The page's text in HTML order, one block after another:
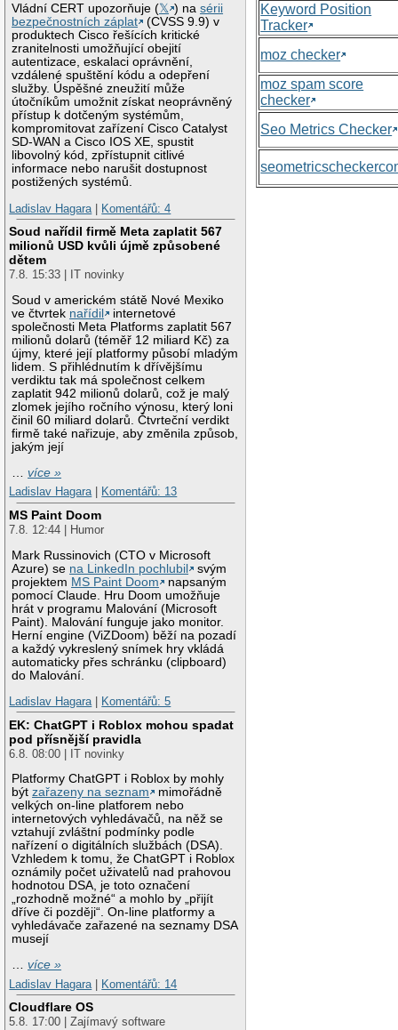
Vládní CERT upozorňuje (𝕏 ) nasérii
bezpečnostních záplat
(CVSS 9.9) v
produktech Cisco řešících kritické
zranitelnosti umožňující obejití
autentizace, eskalaci oprávnění,
vzdálené spuštění kódu a odepření
služby. Úspěšné zneužití může
útočníkům umožnit získat neoprávněný
přístup k dotčeným systémům,
kompromitovat zařízení Cisco Catalyst
SD-WAN a Cisco IOS XE, spustit
libovolný kód, zpřístupnit citlivé
informace nebo narušit dostupnost
postižených systémů.
Ladislav Hagara
Komentářů: 4
Soud nařídil firmě Meta zaplatit 567
milionů USD kvůli újmě způsobené
dětem
7.8. 15:33 | IT novinky
Soud v americkém státě Nové Mexiko
ve čtvrtek nařídil
internetové
společnosti Meta Platforms zaplatit 567
milionů dolarů (téměř 12 miliard Kč) za
újmy, které její platformy působí mladým
lidem. S přihlédnutím k dřívějšímu
verdiktu tak má společnost celkem
zaplatit 942 milionů dolarů, což je malý
zlomek jejího ročního výnosu, který loni
činil 60 miliard dolarů. Čtvrteční verdikt
firmě také nařizuje, aby změnila způsob,
jakým její
…více »
Ladislav Hagara| Komentářů: 13
MS Paint Doom
7.8. 12:44 | Humor
Mark Russinovich (CTO v Microsoft
Azure) se na LinkedIn pochlubil
svým
projektem MS Paint Doom
napsaným
pomocí Claude. Hru Doom umožňuje
hrát v programu Malování (Microsoft
Paint). Malování funguje jako monitor.
Herní engine (ViZDoom) běží na pozadí
a každý vykreslený snímek hry vkládá
automaticky přes schránku (clipboard)
do Malování.
Ladislav Hagara| Komentářů: 5
EK: ChatGPT i Roblox mohou spadat
pod přísnější pravidla
6.8. 08:00 | IT novinky
Platformy ChatGPT i Roblox by mohly
býtzařazeny na seznam
mimořádně
velkých on-line platforem nebo
internetových vyhledávačů, na něž se
vztahují zvláštní podmínky podle
nařízení o digitálních službách (DSA).
Vzhledem k tomu, že ChatGPT i Roblox
oznámily počet uživatelů nad prahovou
hodnotou DSA, je toto označení
„rozhodně možné“ a mohlo by „přijít
dříve či později“. On-line platformy a
vyhledávače zařazené na seznamy DSA
musejí
…více »
Ladislav Hagara | Komentářů: 14
Cloudflare OS
5.8. 17:00 | Zajímavý software
Keyword Position
Tracker
moz checker
moz spam score
checker
Seo Metrics Checker